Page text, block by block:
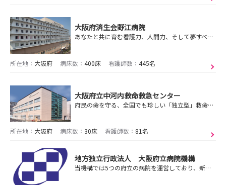
大阪府済生会野江病院
あなたと共に育む看護力、人間力、そして夢すべてのはじまりは、ここにあります。
所在地： 大阪府 病床数： 400床 看護師数： 445名
大阪府立中河内救命救急センター
府民の命を守る、全国でも珍しい「独立型」救命救急センター!!
所在地： 大阪府 病床数： 30床 看護師数： 81名
地方独立行政法人 大阪府立病院機構
当機構では5つの府立の病院を運営しており、新たに看護師として採用された職員に対し、新人研修をはじめ、段階別研修プログラムを実施するなど皆様の成長を支援します。